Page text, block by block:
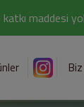
maddesi